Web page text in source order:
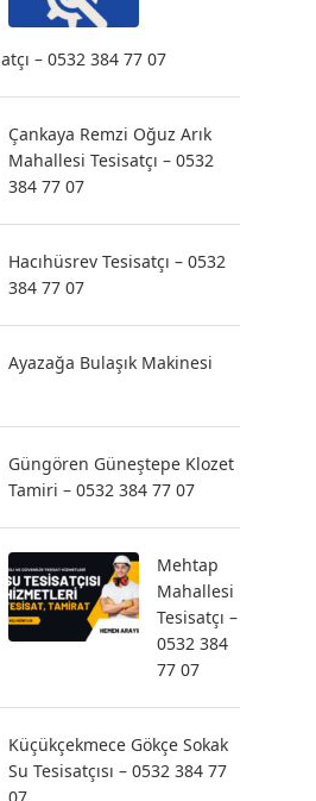
– 0532 384 77 07
Çankaya Remzi Oğuz Arık
Mahallesi Tesisatçı – 0532
384 77 07
Hacıhüsrev Tesisatçı – 0532
384 77 07
Ayazağa Bulaşık Makinesi
Güngören Güneştepe Klozet
Tamiri – 0532 384 77 07
Mehtap
Mahallesi
Tesisatçı –
0532 384
77 07
Küçükçekmece Gökçe Sokak
Su Tesisatçısı – 0532 384 77